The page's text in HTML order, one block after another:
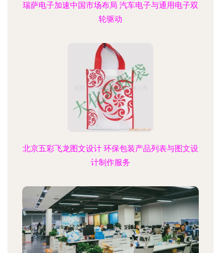
瑞萨电子加速中国市场布局 汽车电子与通用电子双
轮驱动
北京五彩飞龙图文设计 环保包装产品列表与图文设
计制作服务